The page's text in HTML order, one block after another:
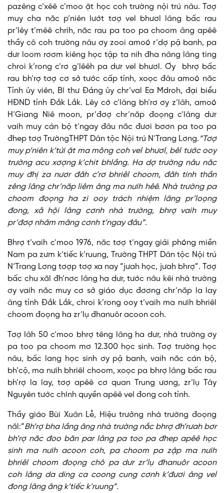
pazêng c’xêê c’moo ặt học coh trường nội trú nâu. Tơợ
muy cha năc p’niên lướt tơợ vel bhươl lâng bấc rau
pr’lêy t’mêê chrih, năc rau pa too pa choom âng apêê
thầy cô coh trường nâu ơy zooi amoó r’dợ pậ banh, pa
dưr loom rơơm kiêng học tập ta nih đha nâng lâng ting
chroi k’rong c’rơ g’lêêh pa dưr vel bhươl. Ơy bhrợ bấc
rau bh’rợ tơợ cơ sở tước cấp tỉnh, xoọc đâu amoó năc
Tỉnh ủy viên, Bí thư Đảng ủy chr’val Ea Mdroh, đại biểu
HĐND tỉnh Đắk Lắk. Lêy cớ c’lâng bh’rơ ơy z’lâh, amoó
H’Giang Niê moon, pr’đơợ chr’năp đoọng c’lâng dưr
vaih muy cán bộ t’ngay đâu năc đươi bơơn pa too pa
đhep tơợ TrườngTHPT Dân tộc Nội trú N’Trang Lơng. “Tơợ
muy p’niên k’tứi ặt ma mông coh vel bhươl, bêl tước ooy
trường acu xơợng k’chit bhlầng. Ha dợ trường nâu năc
muy đhị za nươr đăh c’rơ bhriêl choom, đăh tinh thần
zêng lâng chr’năp liêm âng ma nưih hêê. Nhà trường pa
choom đoọng ha zi ooy trách nhiệm lâng pr’loọng
đong, xã hội lâng cơnh nhà trường, bhrợ vaih muy
pr’đơợ nhâm mâng cơnh t’ngay đâu”.
Bhrợ t’vaih c’moo 1976, năc tơợ t’ngay giải phóng miền
Nam pa zưm k’tiếc k’ruung, Trường THPT Dân tộc Nội trú
N’Trang Lơng tơợp tơợ xa nay “jưah học, jưah bhrợ”. Tơợ
bấc chu xăl đh’nơc lâng ha dưr, tước nâu kêi nhà trường
ơy vaih năc muy cơ sở giáo dục đơơng chr’năp la lay
âng tỉnh Đắk Lắk, chroi k’rong ooy t’vaih ma nưih bhriêl
choom đoọng ha zr’lụ đhanuôr acoon coh.
Tơợ lâh 50 c’moo bhrợ têng lâng ha dưr, nhà trường ơy
pa too pa choom mơ 12.300 học sinh. Tơợ trường học
nâu, bấc lang học sinh ơy pậ banh, vaih năc cán bộ,
bh’cộ, ma nưih bhriêl choom, xoọc pa bhrợ lâng bấc rau
bh’rợ la lay, tơợ apêê cơ quan Trung ương, zr’lụ Tây
Nguyên tước chính quyền apêê vel đong coh tỉnh.
Thầy giáo Bùi Xuân Lễ, Hiệu trưởng nhà trường đoọng
năl:“Bh’rợ bha lầng âng nhà trường nắc bhrợ đh’rưah bơr
bh’rợ năc đoo băn par lâng pa too pa đhep apêê học
sinh ma nưih acoon coh, pa choom pa zập ma nưih
bhriêl choom đoọng chô pa dưr zr’lụ đhanuôr acoon
coh lâng da ding ca coong cung cơnh k’đươi âng vel
đong lâng âng k’tiếc k’ruung”.